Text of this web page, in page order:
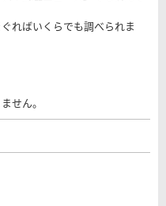
ればいくらでも調べられま
せん。